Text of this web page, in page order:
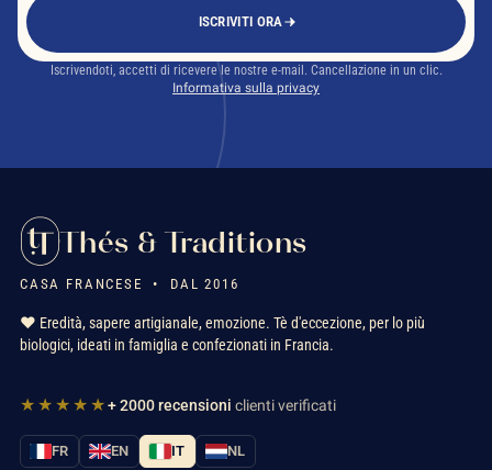
ISCRIVITI ORA
Iscrivendoti, accetti di ricevere le nostre e-mail. Cancellazione in un clic.
Informativa sulla privacy
Thés & Traditions
CASA FRANCESE • DAL 2016
❤️ Eredità, sapere artigianale, emozione. Tè d'eccezione, per lo più
biologici, ideati in famiglia e confezionati in Francia.
★★★★★+ 2000 recensioni clienti verificati
FR EN IT NL